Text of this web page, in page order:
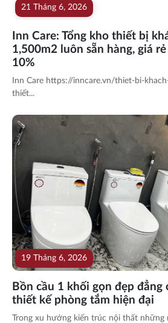
21 Tháng 6, 2026
Inn Care: Tổng kho thiết bị
1,500m2 luôn sẵn hàng, giá
10%
Inn Care https://inncare.vn/thiet-bi-
thiết...
19 Tháng 6, 2026
Bồn cầu 1 khối gọn đẹp đẳng
thiết kế phòng tắm hiện đại
Trong xu hướng kiến trúc nội thất những